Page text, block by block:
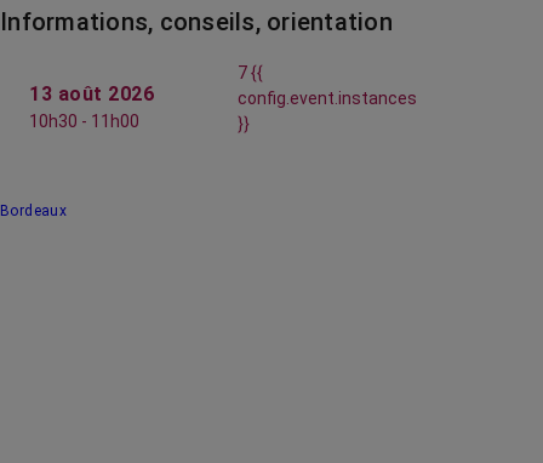
Informations, conseils, orientation
13 août 2026
10h30 - 11h00
7 {{
config.event.instances
}}
Bordeaux